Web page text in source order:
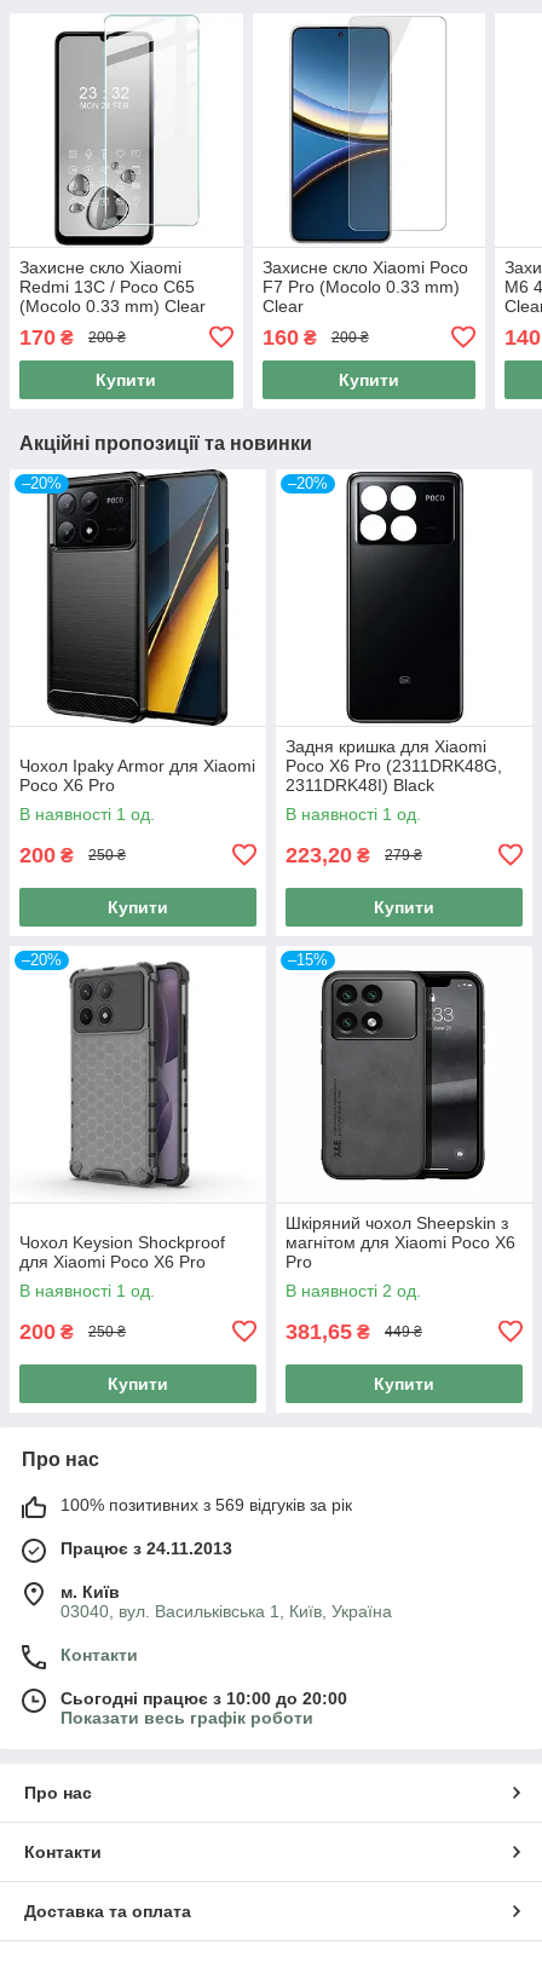
Захисне скло Xiaomi
Redmi 13C / Poco C65
(Mocolo 0.33 mm) Clear
170 ₴ 200 ₴
Купити
Захисне скло Xiaomi Poco
F7 Pro (Mocolo 0.33 mm)
Clear
160₴ 200 ₴
Купити
M6
140
Акційні пропозиції та новинки
–20%
Чохол Ipaky Armor для Xiaomi
Poco X6 Pro
В наявності 1 од.
200 ₴ 250 ₴
Купити
–20%
Задня кришка для Xiaomi
Poco X6 Pro (2311DRK48G,
2311DRK48I) Black
В наявності 1 од.
223,20 ₴ 279 ₴
Купити
–20%
Чохол Keysion Shockproof
для Xiaomi Poco X6 Pro
В наявності 1 од.
200 ₴ 250 ₴
Купити
–15%
Шкіряний чохол Sheepskin з
магнітом для Xiaomi Poco X6
Pro
В наявності 2 од.
381,65 ₴ 449 ₴
Купити
Про нас
100% позитивних з 569 відгуків за рік
Працює з 24.11.2013
м. Київ
03040, вул. Васильківська 1, Київ, Україна
Контакти
Сьогодні працює з 10:00 до 20:00
Показати весь графік роботи
Про нас
Контакти
Доставка та оплата